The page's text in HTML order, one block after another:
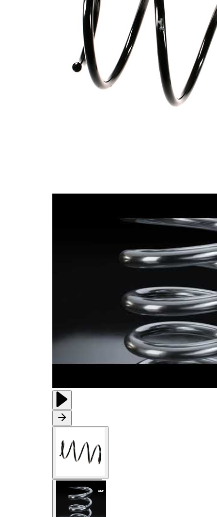
průměrem
průměr
171 mm
Doplňkový
výrobek/
doplňkové
pouzdra
Počet
4,3
oranžová